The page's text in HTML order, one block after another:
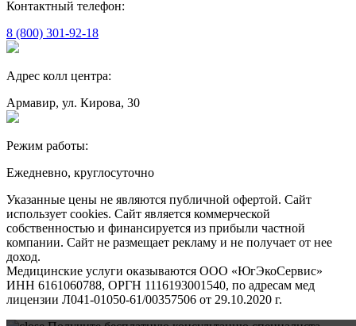
Контактный телефон:
8 (800) 301-92-18
Адрес колл центра:
Армавир, ул. Кирова, 30
Режим работы:
Ежедневно, круглосуточно
Указанные цены не являются публичной офертой. Сайт
использует cookies. Сайт является коммерческой
собственностью и финансируется из прибыли частной
компании. Сайт не размещает рекламу и не получает от нее
доход.
Медицинские услуги оказываются ООО «ЮгЭкоСервис»
ИНН 6161060788, ОРГН 1116193001540, по адресам мед
лицензии Л041-01050-61/00357506 от 29.10.2020 г.